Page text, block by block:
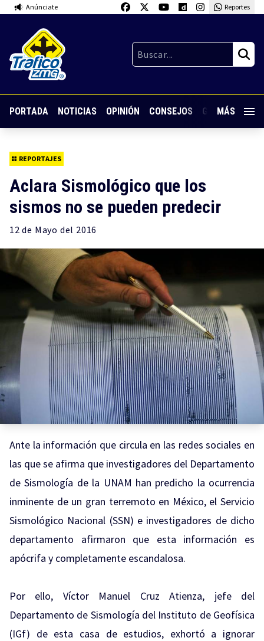
Anúnciate Reportes
PORTADA NOTICIAS OPINIÓN CONSEJOS GUARDIA
MÁS
REPORTAJES
Aclara Sismológico que los
sismos no se pueden predecir
12 de Mayo del 2016
Ante la información que circula en las redes sociales en
las que se afirma que investigadores del Departamento
de Sismología de la UNAM han predicho la ocurrencia
inminente de un gran terremoto en México, el Servicio
Sismológico Nacional (SSN) e investigadores de dicho
departamento afirmaron que esta información es
apócrifa y completamente escandalosa.
Por ello, Víctor Manuel Cruz Atienza, jefe del
Departamento de Sismología del Instituto de Geofísica
(IGf) de esta casa de estudios, exhortó a ignorar